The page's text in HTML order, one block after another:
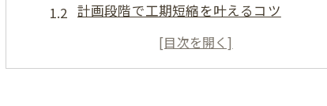
計画段階で工期短縮を叶えるコツ
業者選びがリフォーム納期を左右する理由
短納期リフォーム成功のポイント整理